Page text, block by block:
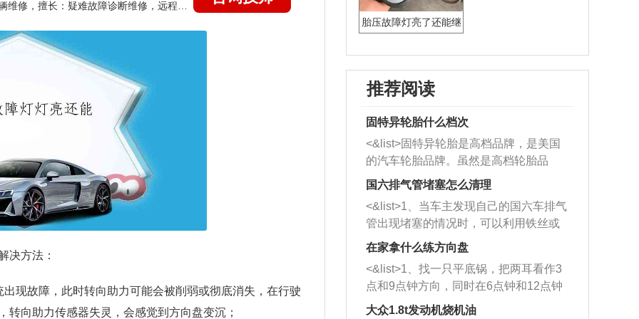
决方法：
现故障，此时转向助力可能会被削弱或彻底消失，在行驶
向助力传感器失灵，会感觉到方向盘变沉；
胎压故障灯亮了还能继
推荐阅读
固特异轮胎什么档次
<&list>固特异轮胎是高档品牌，是美国
的汽车轮胎品牌。虽然是高档轮胎品
牌，但是中高低端的轮胎都有生产，这
也是为了更好的开拓市场。
国六排气管堵塞怎么清理
<&list>1、当车主发现自己的国六车排气
管出现堵塞的情况时，可以利用铁丝或
者是细棍，直接将杂物给取出来，如果
堵塞情况比较严重，也可以采取应急措
施。 <&list>2、直接利用木棍将所有的
杂物推到排气管里面的位置处，然后将
三元催化器拆解开，就可以将堵塞的东
在家拿什么练方向盘
<&list>1、找一只平底锅，把两耳看作3
点和9点钟方向，同时在6点钟和12点钟
方向做一个标记。 <&list>2、双手握住
大众1.8t发动机烧机油